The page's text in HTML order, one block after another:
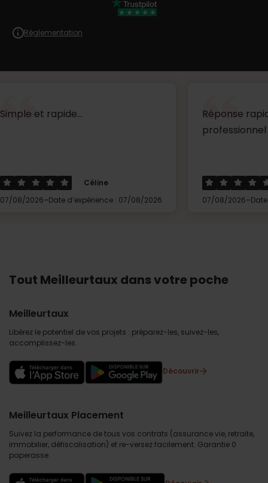
Réglementation
Céline
d’expérience : 07/08/2026
Réponse rapide très
professionnel ...
Thierry
07/08/2026
Date
Tout Meilleurtaux dans votre poche
Meilleurtaux
Libérez le potentiel de vos projets : préparez-les, suivez-les,
accomplissez-les.
Découvrir
Meilleurtaux Placement
Suivez la performance de tous vos contrats (assurance vie, retraite,
immobilier, défiscalisation) et re-versez facilement. Garantie 0
paperasse.